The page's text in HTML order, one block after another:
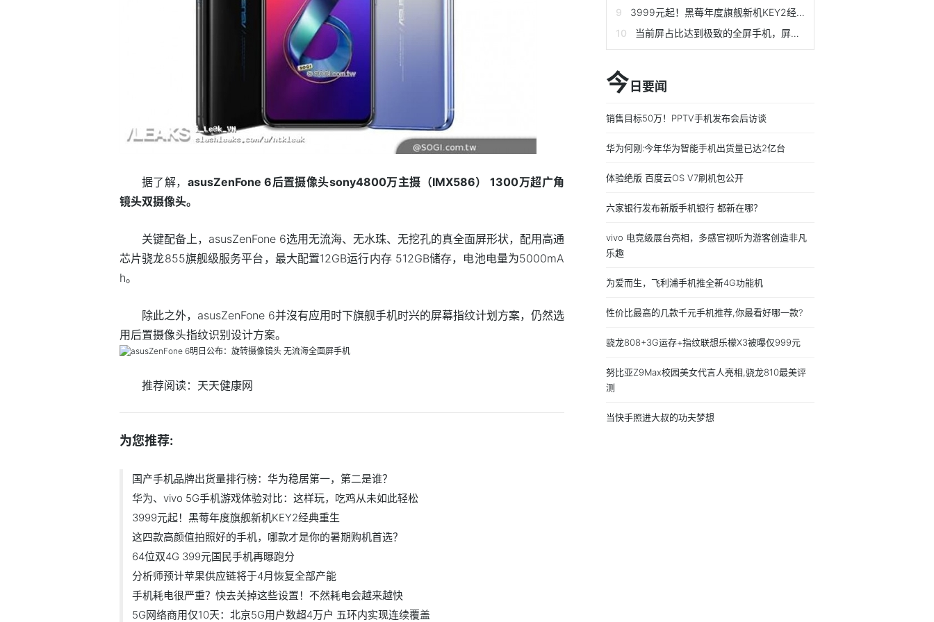
据了解， asusZenFone 6后置摄像头sony4800万主摄（IMX586） 1300万超广角
镜头双摄像头。
关键配备上，asusZenFone 6选用无流海、无水珠、无挖孔的真全面屏形状，配用高通
芯片骁龙855旗舰级服务平台，最大配置12GB运行内存 512GB储存，电池电量为5000mA
h。
除此之外，asusZenFone 6并沒有应用时下旗舰手机时兴的屏幕指纹计划方案，仍然选
用后置摄像头指纹识别设计方案。
推荐阅读： 天天健康网
为您推荐:
国产手机品牌出货量排行榜：华为稳居第一，第二是谁？
华为、vivo 5G手机游戏体验对比：这样玩，吃鸡从未如此轻松
3999元起！黑莓年度旗舰新机KEY2经典重生
这四款高颜值拍照好的手机，哪款才是你的暑期购机首选？
64位双4G 399元国民手机再曝跑分
分析师预计苹果供应链将于4月恢复全部产能
手机耗电很严重？快去关掉这些设置！不然耗电会越来越快
5G网络商用仅10天：北京5G用户数超4万户 五环内实现连续覆盖
3999元起！黑莓年度旗舰新机KEY2经典重生
当前屏占比达到极致的全屏手机，屏幕最漂亮3款手机你喜欢吗？
今 日要闻
销售目标50万！PPTV手机发布会后访谈
华为何刚:今年华为智能手机出货量已达2亿台
体验绝版 百度云OS V7刷机包公开
六家银行发布新版手机银行 都新在哪？
vivo 电竞级展台亮相，多感官视听为游客创造非凡
乐趣
为爱而生，飞利浦手机推全新4G功能机
性价比最高的几款千元手机推荐,你最看好哪一款?
骁龙808+3G运存+指纹联想乐檬X3被曝仅999元
努比亚Z9Max校园美女代言人亮相,骁龙810最美评
测
当快手照进大叔的功夫梦想